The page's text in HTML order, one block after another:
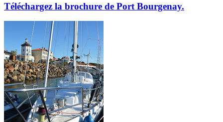
Téléchargez la brochure de Port Bourgenay.